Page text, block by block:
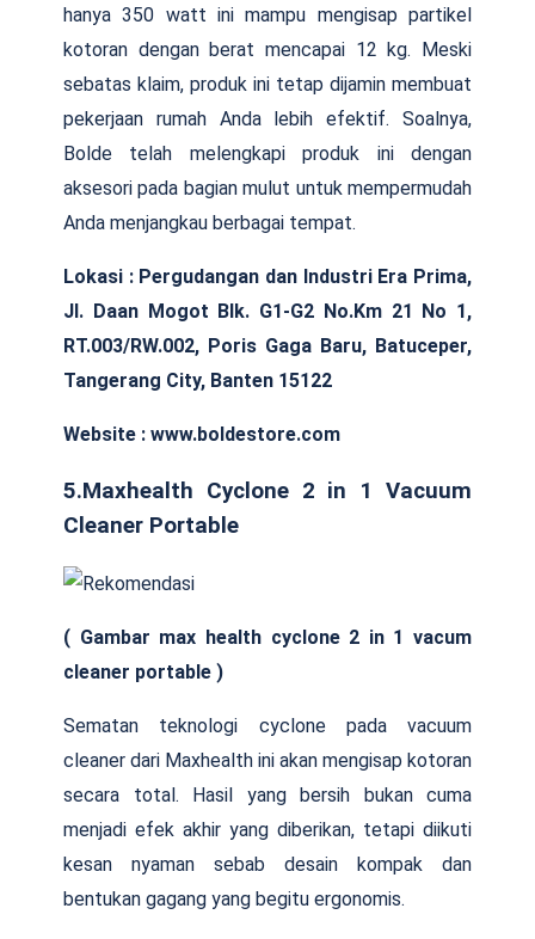
hanya 350 watt ini mampu mengisap partikel
kotoran dengan berat mencapai 12 kg. Meski
sebatas klaim, produk ini tetap dijamin membuat
pekerjaan rumah Anda lebih efektif. Soalnya,
Bolde telah melengkapi produk ini dengan
aksesori pada bagian mulut untuk mempermudah
Anda menjangkau berbagai tempat.
Lokasi : Pergudangan dan Industri Era Prima,
Jl. Daan Mogot Blk. G1-G2 No.Km 21 No 1,
RT.003/RW.002, Poris Gaga Baru, Batuceper,
Tangerang City, Banten 15122
Website : www.boldestore.com
5.Maxhealth Cyclone 2 in 1 Vacuum
Cleaner Portable
( Gambar max health cyclone 2 in 1 vacum
cleaner portable )
Sematan teknologi cyclone pada vacuum
cleaner dari Maxhealth ini akan mengisap kotoran
secara total. Hasil yang bersih bukan cuma
menjadi efek akhir yang diberikan, tetapi diikuti
kesan nyaman sebab desain kompak dan
bentukan gagang yang begitu ergonomis.